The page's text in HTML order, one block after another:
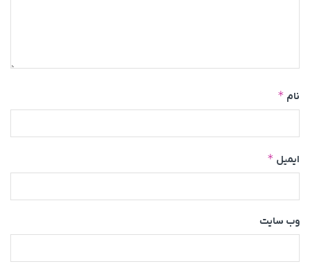
نام *
ایمیل *
وب‌ سایت